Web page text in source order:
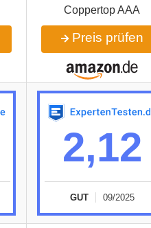
Coppertop AAA
Preis prüfen
2,12
GUT 09/2025